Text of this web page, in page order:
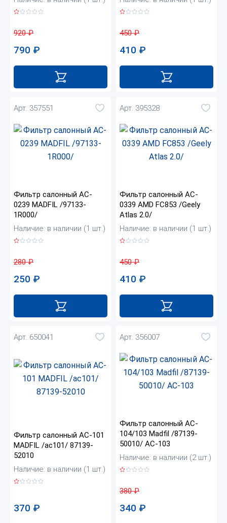
920₽
790 ₽
450₽
410 ₽
Арт. 357551
Фильтр салонный AC-
0239 MADFIL /97133-
1R000/
Наличие: в наличии (1 шт.)
280₽
250 ₽
Арт. 395328
Фильтр салонный AC-
0339 AMD FC853 /Geely
Atlas 2.0/
Наличие: в наличии (1 шт.)
450₽
410 ₽
Арт. 650041
Фильтр салонный AC-101
MADFIL /ac101/ 87139-
52010
Наличие: в наличии (1 шт.)
370 ₽
Арт. 356007
Фильтр салонный AC-
104/103 Madfil /87139-
50010/ AC-103
Наличие: в наличии (2 шт.)
380₽
340 ₽